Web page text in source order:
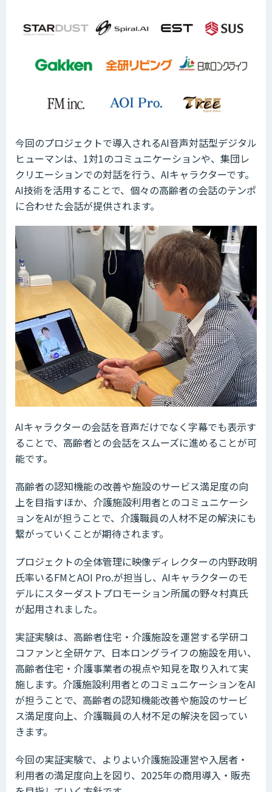
今回のプロジェクトで導入されるAI音声対話型デジタル
ヒューマンは、1対1のコミュニケーションや、集団レ
クリエーションでの対話を行う、AIキャラクターです。
AI技術を活用することで、個々の高齢者の会話のテンポ
に合わせた会話が提供されます。
AIキャラクターの会話を音声だけでなく字幕でも表示す
ることで、高齢者との会話をスムーズに進めることが可
能です。
高齢者の認知機能の改善や施設のサービス満足度の向
上を目指すほか、介護施設利用者とのコミュニケーシ
ョンをAIが担うことで、介護職員の人材不足の解決にも
繋がっていくことが期待されます。
プロジェクトの全体管理に映像ディレクターの内野政明
氏率いるFMとAOI Pro.が担当し、AIキャラクターのモ
デルにスターダストプロモーション所属の野々村真氏
が起用されました。
実証実験は、高齢者住宅・介護施設を運営する学研コ
コファンと全研ケア、日本ロングライフの施設を用い、
高齢者住宅・介護事業者の視点や知見を取り入れて実
施します。介護施設利用者とのコミュニケーションをAI
が担うことで、高齢者の認知機能改善や施設のサービ
ス満足度向上、介護職員の人材不足の解決を図ってい
きます。
今回の実証実験で、よりよい介護施設運営や入居者・
利用者の満足度向上を図り、2025年の商用導入・販売